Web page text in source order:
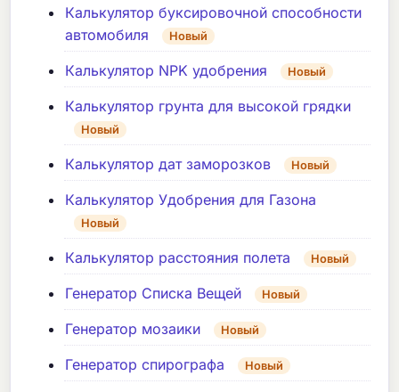
Калькулятор буксировочной способности
автомобиля
Новый
Калькулятор NPK удобрения Новый
Калькулятор грунта для высокой грядки
Новый
Калькулятор дат заморозков Новый
Калькулятор Удобрения для Газона
Новый
Калькулятор расстояния полета Новый
Генератор Списка Вещей Новый
Генератор мозаики Новый
Генератор спирографа Новый